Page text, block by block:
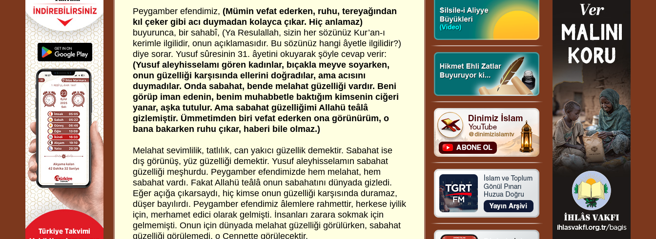
Peygamber efendimiz, (Mümin vefat ederken, ruhu, tereyağından
kıl çeker gibi acı duymadan kolayca çıkar. Hiç anlamaz)
buyurunca, bir sahabî, (Ya Resulallah, sizin her sözünüz Kur’an-ı
kerimle ilgilidir, onun açıklamasıdır. Bu sözünüz hangi âyetle ilgilidir?)
diye sorar. Yusuf sûresinin 31. âyetini okuyarak şöyle cevap verir:
(Yusuf aleyhisselamı gören kadınlar, bıçakla meyve soyarken,
onun güzelliği karşısında ellerini doğradılar, ama acısını
duymadılar. Onda sabahat, bende melahat güzelliği vardır. Beni
görüp iman edenin, benim muhabbetle baktığım kimsenin ciğeri
yanar, aşka tutulur. Ama sabahat güzelliğimi Allahü teâlâ
gizlemiştir. Ümmetimden biri vefat ederken ona görünürüm, o
bana bakarken ruhu çıkar, haberi bile olmaz.)
Melahat sevimlilik, tatlılık, can yakıcı güzellik demektir. Sabahat ise
dış görünüş, yüz güzelliği demektir. Yusuf aleyhisselamın sabahat
güzelliği meşhurdu. Peygamber efendimizde hem melahat, hem
sabahat vardı. Fakat Allahü teâlâ onun sabahatını dünyada gizledi.
Eğer açığa çıkarsaydı, hiç kimse onun güzelliği karşısında duramaz,
düşer bayılırdı. Peygamber efendimiz âlemlere rahmettir, herkese iyilik
için, merhamet edici olarak gelmişti. İnsanları zarara sokmak için
gelmemişti. Onun için dünyada melahat güzelliği görülürken, sabahat
güzelliği görülemedi, o Cennette görülecektir.